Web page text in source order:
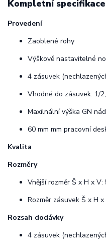
Kompletní specifikace
Provedení
Zaoblené rohy
Výškově nastavitelné
4 zásuvek
Vhodné do zásuvek: 1/
Maxilnální výška GN
60 mm mm pracovní
Kvalita
Rozměry
Vnější rozměr Š x H x V:
Rozměr zásuvek Š x H
Rozsah dodávky
4 zásuvek